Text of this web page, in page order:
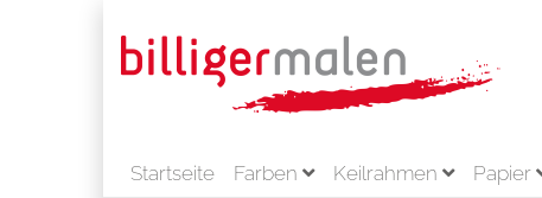
Startseite Farben Keilrahmen Papier